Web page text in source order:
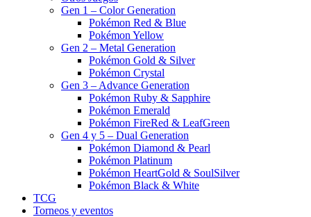
Gen 1 – Color Generation
Pokémon Red & Blue
Pokémon Yellow
Gen 2 – Metal Generation
Pokémon Gold & Silver
Pokémon Crystal
Gen 3 – Advance Generation
Pokémon Ruby & Sapphire
Pokémon Emerald
Pokémon FireRed & LeafGreen
Gen 4 y 5 – Dual Generation
Pokémon Diamond & Pearl
Pokémon Platinum
Pokémon HeartGold & SoulSilver
Pokémon Black & White
TCG
Torneos y eventos